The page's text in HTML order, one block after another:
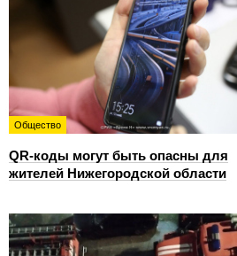
Общество
QR-коды могут быть опасны для
жителей Нижегородской области